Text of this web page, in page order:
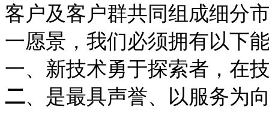
客户及客户群共同组成细分
一愿景，我们必须拥有以下
一、新技术勇于探索者，在
二、是最具声誉、以服务为